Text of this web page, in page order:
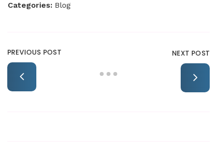
Categories: Blog
PREVIOUS POST NEXT POST